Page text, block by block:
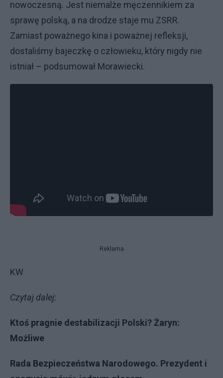
nowoczesną. Jest niemalże męczennikiem za
sprawę polską, a na drodze staje mu ZSRR.
Zamiast poważnego kina i poważnej refleksji,
dostaliśmy bajeczkę o człowieku, który nigdy nie
istniał – podsumował Morawiecki.
Reklama
KW
Czytaj dalej:
Ktoś pragnie destabilizacji Polski? Żaryn:
Możliwe
Rada Bezpieczeństwa Narodowego. Prezydent i